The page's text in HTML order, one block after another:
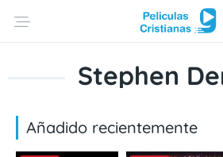
Stephen
Añadido recientemente